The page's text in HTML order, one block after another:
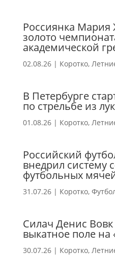
Россиянка Мария
золото
академической
02.08.26| Коротко,
В Петербурге
по стрельбе из
01.08.26| Коротко,
Российский
внедрил систему
футбольных
31.07.26| Коротко,
Силач Денис Вовк
выкатное поле на
30.07.26| Коротко,